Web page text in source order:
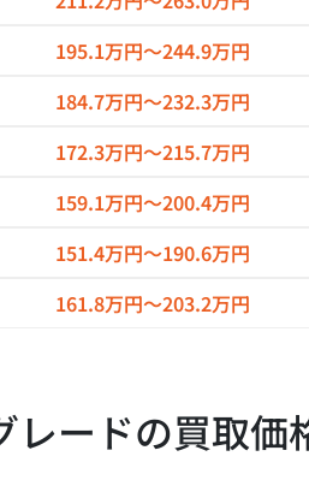
195.1万円～244.9万円
184.7万円～232.3万円
172.3万円～215.7万円
159.1万円～200.4万円
151.4万円～190.6万円
161.8万円～203.2万円
レードの買取価